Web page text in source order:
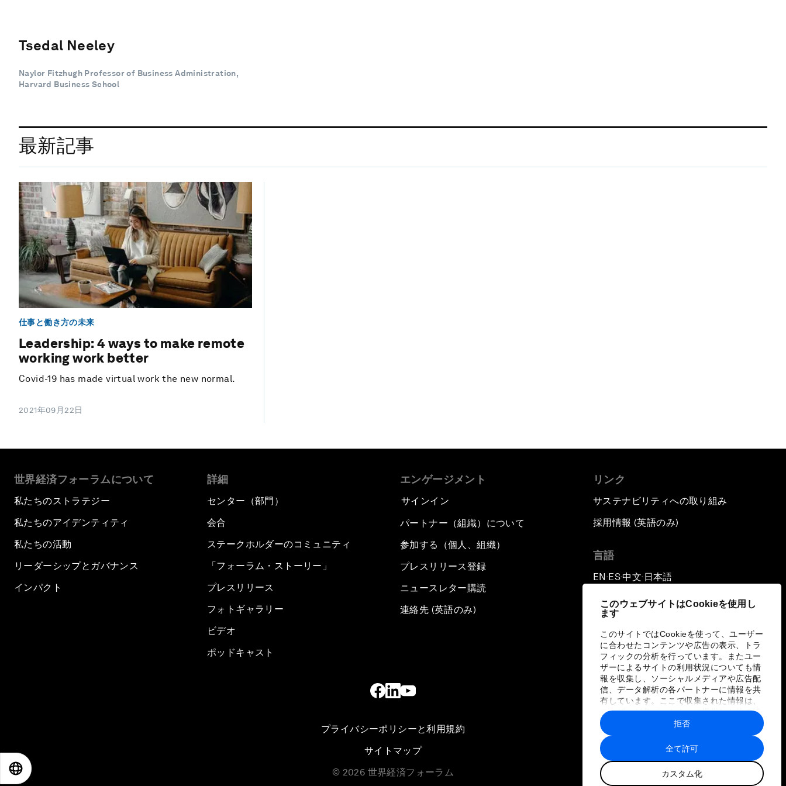
このウェブサイトはCookieを使用し
ます
このサイトではCookieを使って、ユーザー
に合わせたコンテンツや広告の表示、トラ
フィックの分析を行っています。またユー
ザーによるサイトの利用状況についても情
報を収集し、ソーシャルメディアや広告配
信、データ解析の各パートナーに情報を共
有しています。ここで収集された情報は、
ユーザーが各パートナーに提供した他の情
報や各パートナーのサービスを使用した際
に収集された情報と組み合わされ、各パー
トナーによって使用されることがありま
す。
全て許可
カスタム化
拒否
Tsedal Neeley
Naylor Fitzhugh Professor of Business Administration,
Harvard Business School
最新記事
仕事と働き方の未来
Leadership: 4 ways to make remote
working work better
Covid-19 has made virtual work the new normal.
2021年09月22日
世界経済フォーラムについて
私たちのストラテジー
私たちのアイデンティティ
私たちの活動
リーダーシップとガバナンス
インパクト
詳細
センター（部門）
会合
ステークホルダーのコミュニティ
「フォーラム・ストーリー」
プレスリリース
フォトギャラリー
ビデオ
ポッドキャスト
エンゲージメント
サインイン
パートナー（組織）について
参加する（個人、組織）
プレスリリース登録
ニュースレター購読
連絡先 (英語のみ)
リンク
サステナビリティへの取り組み
採用情報 (英語のみ)
言語
EN ▪ ES▪中文▪ 日本語
プライバシーポリシーと利用規約
サイトマップ
© 2026 世界経済フォーラム